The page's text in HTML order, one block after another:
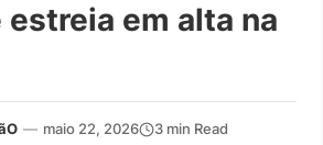
estreia em alta na
— maio 22, 2026 3 min Read